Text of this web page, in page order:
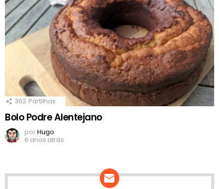
362 Partilhas
Bolo Podre Alentejano
porHugo
6 anos atrás